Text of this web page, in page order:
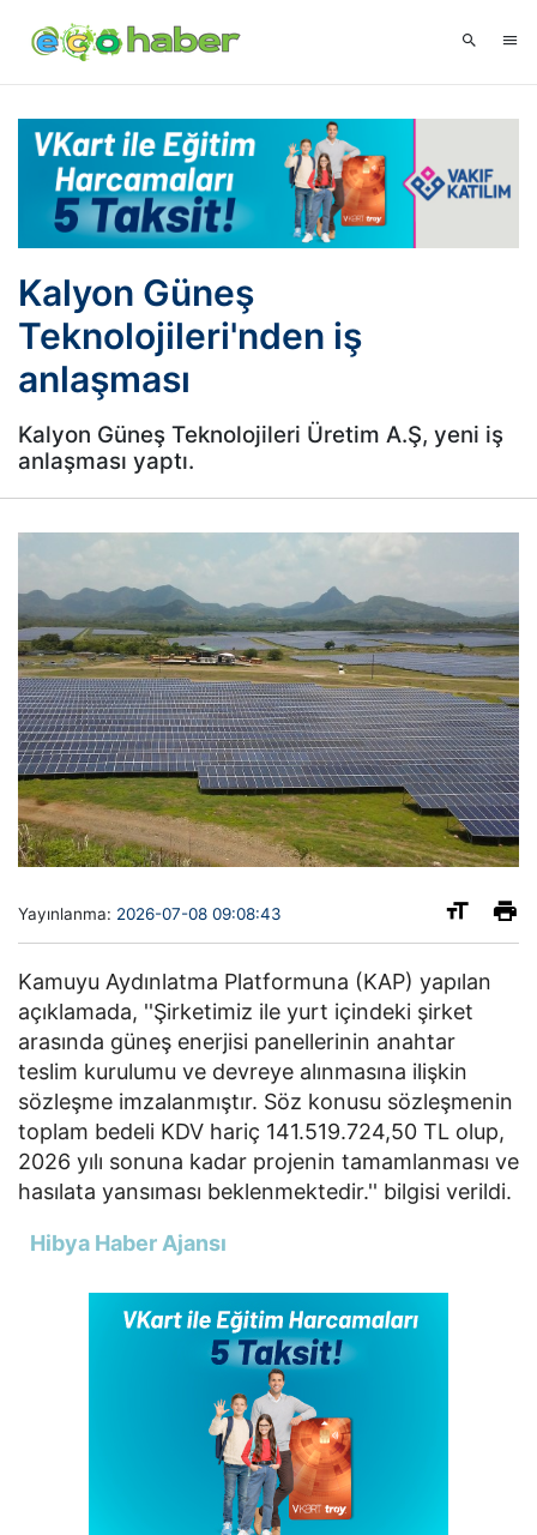
Kalyon Güneş
Teknolojileri'nden iş
anlaşması
Kalyon Güneş Teknolojileri Üretim A.Ş, yeni iş
anlaşması yaptı.
Yayınlanma: 2026-07-08 09:08:43
Kamuyu Aydınlatma Platformuna (KAP) yapılan
açıklamada, ''Şirketimiz ile yurt içindeki şirket
arasında güneş enerjisi panellerinin anahtar
teslim kurulumu ve devreye alınmasına ilişkin
sözleşme imzalanmıştır. Söz konusu sözleşmenin
toplam bedeli KDV hariç 141.519.724,50 TL olup,
2026 yılı sonuna kadar projenin tamamlanması ve
hasılata yansıması beklenmektedir.'' bilgisi verildi.
Hibya Haber Ajansı